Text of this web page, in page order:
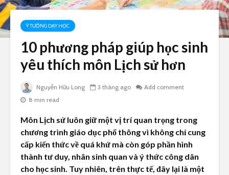
Ý TƯỞNG DẠY HỌC
10 phương pháp giúp học sinh
yêu thích môn Lịch sử hơn
Nguyễn Hữu Long 3 tháng ago
Add comment
8 min read
Môn Lịch sử luôn giữ một vị trí quan trọng trong
chương trình giáo dục phổ thông vì không chỉ cung
cấp kiến thức về quá khứ mà còn góp phần hình
thành tư duy, nhân sinh quan và ý thức công dân
cho học sinh. Tuy nhiên, trên thực tế, đây lại là một